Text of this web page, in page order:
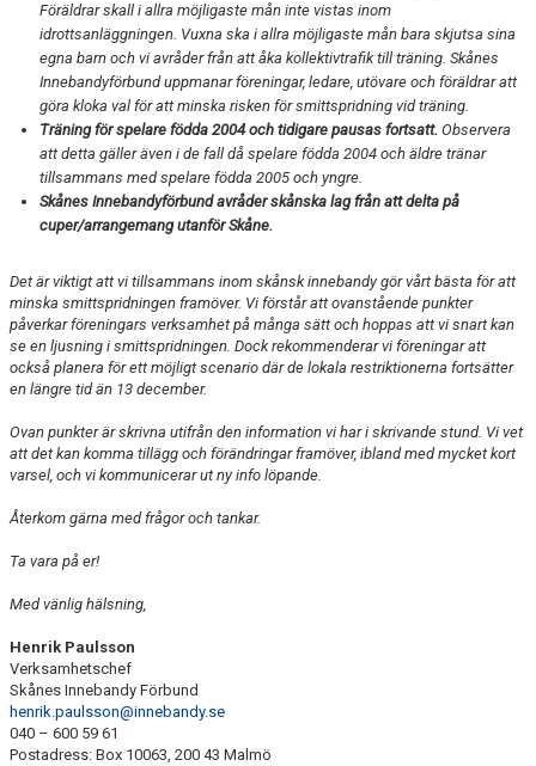
Föräldrar skall i allra möjligaste mån inte vistas inom
idrottsanläggningen. Vuxna ska i allra möjligaste mån bara skjutsa sina
egna barn och vi avråder från att åka kollektivtrafik till träning. Skånes
Innebandyförbund uppmanar föreningar, ledare, utövare och föräldrar att
göra kloka val för att minska risken för smittspridning vid träning.
Träning för spelare födda 2004 och tidigare pausas fortsatt. Observera
att detta gäller även i de fall då spelare födda 2004 och äldre tränar
tillsammans med spelare födda 2005 och yngre.
Skånes Innebandyförbund avråder skånska lag från att delta på
cuper/arrangemang utanför Skåne.
Det är viktigt att vi tillsammans inom skånsk innebandy gör vårt bästa för att
minska smittspridningen framöver. Vi förstår att ovanstående punkter
påverkar föreningars verksamhet på många sätt och hoppas att vi snart kan
se en ljusning i smittspridningen. Dock rekommenderar vi föreningar att
också planera för ett möjligt scenario där de lokala restriktionerna fortsätter
en längre tid än 13 december.
Ovan punkter är skrivna utifrån den information vi har i skrivande stund. Vi vet
att det kan komma tillägg och förändringar framöver, ibland med mycket kort
varsel, och vi kommunicerar ut ny info löpande.
Återkom gärna med frågor och tankar.
Ta vara på er!
Med vänlig hälsning,
Henrik Paulsson
Verksamhetschef
Skånes Innebandy Förbund
henrik.paulsson@innebandy.se
040 – 600 59 61
Postadress: Box 10063, 200 43 Malmö